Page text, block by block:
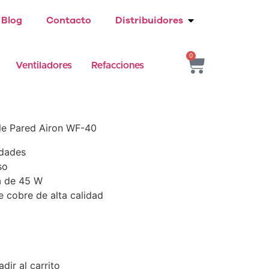
Blog Contacto Distribuidores
Ventiladores Refacciones
0
Pared Airon WF-40
de 45 W
cobre de alta calidad
al carrito